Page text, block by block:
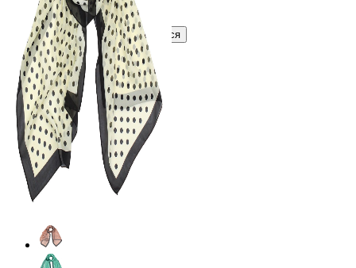
Войти Зарегистрироваться
Оптом
Цвет:Кремовый